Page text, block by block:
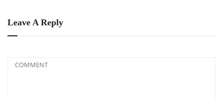
Leave A Reply